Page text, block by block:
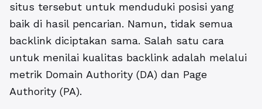
situs tersebut untuk menduduki posisi yang
baik di hasil pencarian. Namun, tidak semua
backlink diciptakan sama. Salah satu cara
untuk menilai kualitas backlink adalah melalui
metrik Domain Authority (DA) dan Page
Authority (PA).